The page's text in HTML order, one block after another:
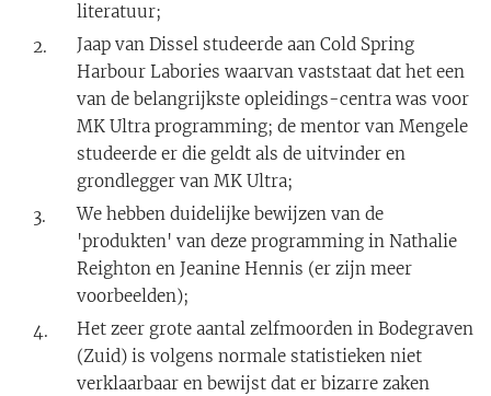
literatuur;
Jaap van Dissel studeerde aan Cold Spring
Harbour Labories waarvan vaststaat dat het een
van de belangrijkste opleidings-centra was voor
MK Ultra programming; de mentor van Mengele
studeerde er die geldt als de uitvinder en
grondlegger van MK Ultra;
We hebben duidelijke bewijzen van de
'produkten' van deze programming in Nathalie
Reighton en Jeanine Hennis (er zijn meer
voorbeelden);
Het zeer grote aantal zelfmoorden in Bodegraven
(Zuid) is volgens normale statistieken niet
verklaarbaar en bewijst dat er bizarre zaken